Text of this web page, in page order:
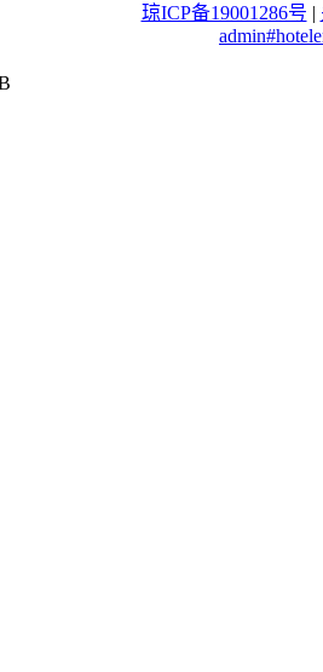
琼ICP备19001286号 |